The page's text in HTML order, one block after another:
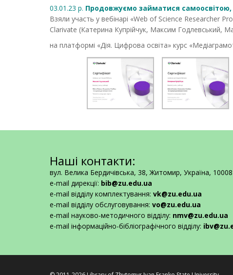
03.01.23 р. Продовжуємо займатися
Взяли участь у вебінарі «Web of Science Researcher
Clarivate (Катерина Купрійчук, Максим Годлевський,
на платформі «Дія. Цифрова освіта» курс
Наші контакти:
вул. Велика Бердичівська, 38, Житомир, Україна, 10008
e-mail дирекції: bib@zu.edu.ua
e-mail відділу комплектування: vk@zu.edu.ua
e-mail відділу обслуговування: vo@zu.edu.ua
e-mail науково-методичного відділу: nmv@zu.edu.ua
e-mail інформаційно-бібліографічного відділу: